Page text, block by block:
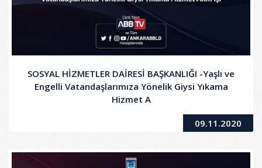
SOSYAL HİZMETLER DAİRESİ BAŞKANLIĞI -Yaşlı ve
Engelli Vatandaşlarımıza Yönelik Giysi Yıkama
Hizmet A
09.11.2020